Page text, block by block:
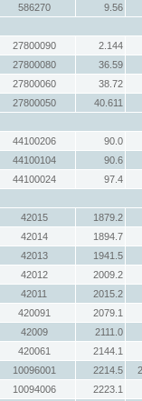
586270
9.56
27800090
2.144
27800080
36.59
27800060
38.72
27800050
40.611
44100206
90.0
44100104
90.6
44100024
97.4
42015
1879.2
42014
1894.7
42013
1941.5
42012
2009.2
42011
2015.2
420091
2079.1
42009
2111.0
420061
2144.1
10096001 2214.5
10094006
2223.1